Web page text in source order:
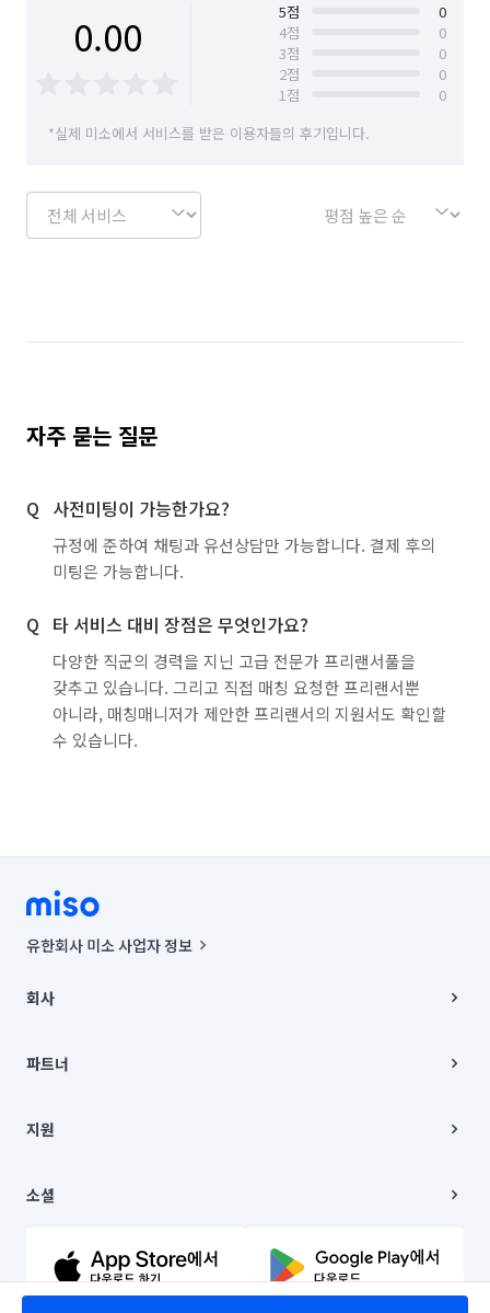
0.00 5점
0
4점
0
3점
0
2점
0
1점
0
*실제 미소에서 서비스를 받은 이용자들의 후기입니다.
자주 묻는 질문
사전미팅이 가능한가요?
규정에 준하여 채팅과 유선상담만 가능합니다. 결제 후의
미팅은 가능합니다.
타 서비스 대비 장점은 무엇인가요?
다양한 직군의 경력을 지닌 고급 전문가 프리랜서풀을
갖추고 있습니다. 그리고 직접 매칭 요청한 프리랜서뿐
아니라, 매칭매니저가 제안한 프리랜서의 지원서도 확인할
수 있습니다.
유한회사 미소 사업자 정보
00019 |
주소 | 본사: 서울특별시 종로구 율곡로 6(중학동, 트윈트리빌딩) B동 5층
컨택센터 : 서울특별시 종로구 수송동 율곡로 24, 7층, 8층 미소
상품, 상품정보, 거래에 관한 의무와 책임은 거래당사자에게 있습니다.
언론 보도 관련 문의:
© 유한회사 미소. Miso, Inc. All Rights Reserved.
회사
채용
파트너
이사
지원
이용약관
문의하기
소셜
유튜브